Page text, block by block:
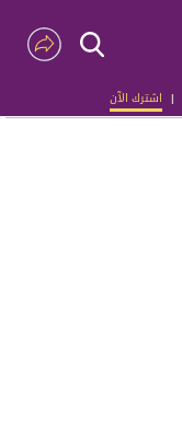
| اشترك الآن